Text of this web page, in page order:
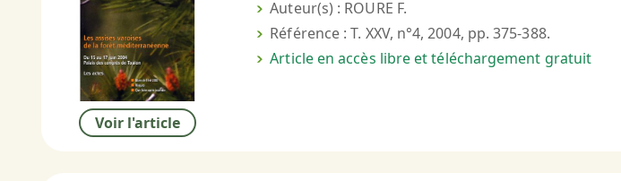
Voir l'article
Auteur(s) : ROURE F.
Référence : T. XXV, n°4, 2004, pp. 375-388.
Article en accès libre et téléchargement gratuit